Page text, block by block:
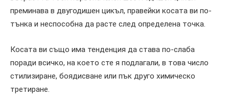
преминава в двугодишен цикъл, правейки косата ви по-
тънка и неспособна да расте след определена точка.
Косата ви също има тенденция да става по-слаба
поради всичко, на което сте я подлагали, в това число
стилизиране, боядисване или пък друго химическо
третиране.